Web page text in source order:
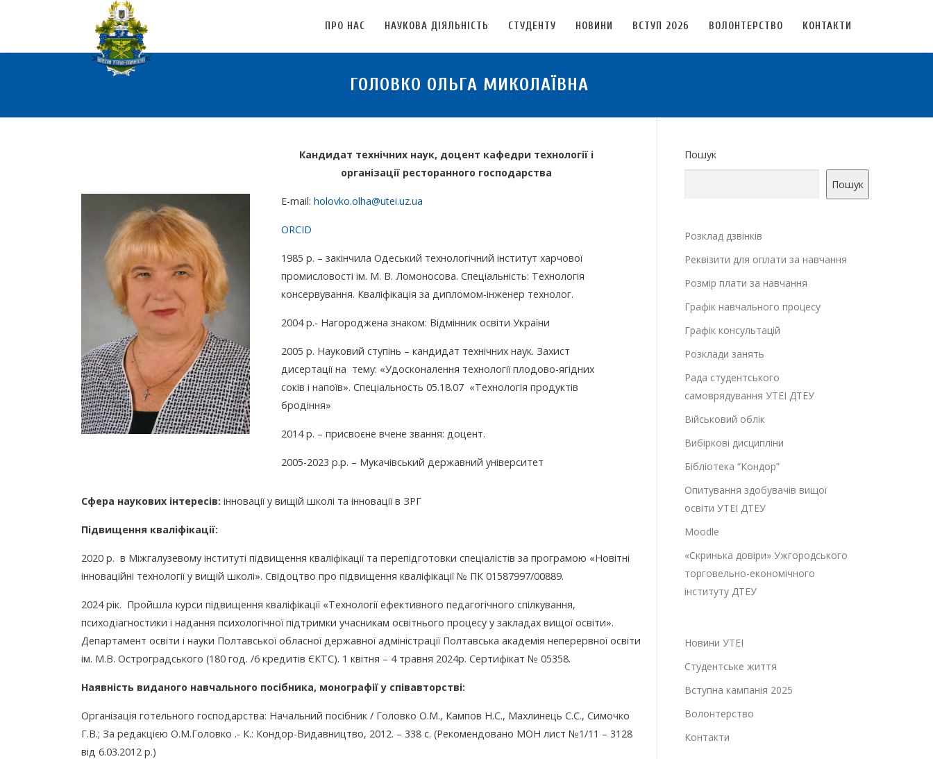
ПРО НАС НАУКОВА ДІЯЛЬНІСТЬ СТУДЕНТУ НОВИНИ ВСТУП 2026 ВОЛОНТЕРСТВО КОНТАКТИ
ГОЛОВКО ОЛЬГА МИКОЛАЇВНА
Кандидат технічних наук, доцент кафедри технології і
організації ресторанного господарства
E-mail: holovko.olha@utei.uz.ua
ORCID
1985 р. – закінчила Одеський технологічний інститут харчової
промисловості ім. М. В. Ломоносова. Спеціальність: Технологія
консервування. Кваліфікація за дипломом-інженер технолог.
2004 р.- Нагороджена знаком: Відмінник освіти України
2005 р. Науковий ступінь – кандидат технічних наук. Захист
дисертації на тему: «Удосконалення технології плодово-ягідних
соків і напоїв». Спеціальность 05.18.07 «Технологія продуктів
бродіння»
2014 р. – присвоєне вчене звання: доцент.
2005-2023 р.р. – Мукачівський державний університет
Сфера наукових інтересів: інновації у вищій школі та інновації в ЗРГ
Підвищення кваліфікації:
2020 р. в Міжгалузевому інституті підвищення кваліфікації та перепідготовки спеціалістів за програмою «Новітні
інноваційні технології у вищій школі». Свідоцтво про підвищення кваліфікації № ПК 01587997/00889.
2024 рік. Пройшла курси підвищення кваліфікації «Технології ефективного педагогічного спілкування,
психодіагностики і надання психологічної підтримки учасникам освітнього процесу у закладах вищої освіти».
Департамент освіти і науки Полтавської обласної державної адміністрації Полтавська академія неперервної освіти
ім. М.В. Остроградського (180 год. /6 кредитів ЄКТС). 1 квітня – 4 травня 2024р. Сертифікат № 05358.
Наявність виданого навчального посібника, монографії у співавторстві:
Організація готельного господарства: Начальний посібник / Головко О.М., Кампов Н.С., Махлинець С.С., Симочко
Г.В.; За редакцією О.М.Головко .- К.: Кондор-Видавництво, 2012. – 338 с. (Рекомендовано МОН лист №1/11 – 3128
від 6.03.2012 р.)
Пошук
Пошук
Розклад дзвінків
Реквізити для оплати за навчання
Розмір плати за навчання
Графік навчального процесу
Графік консультацій
Розклади занять
Рада студентського
самоврядування УТЕІ ДТЕУ
Військовий облік
Вибіркові дисципліни
Бібліотека “Кондор”
Опитування здобувачів вищої
освіти УТЕІ ДТЕУ
Moodle
«Скринька довіри» Ужгородського
торговельно-економічного
інституту ДТЕУ
Новини УТЕІ
Студентське життя
Вступна кампанія 2025
Волонтерство
Контакти